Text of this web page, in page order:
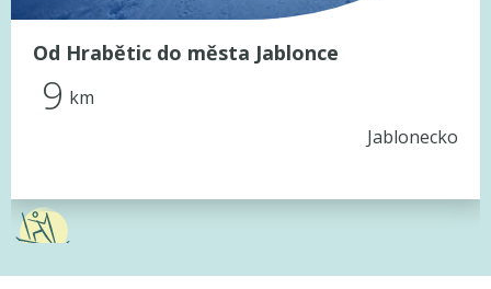
Od Hrabětic do města Jablonce
9 km
Jablonecko